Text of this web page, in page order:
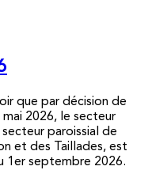
que par décision de
mai 2026, le secteur
paroissial de
et des Taillades, est
1er septembre 2026.